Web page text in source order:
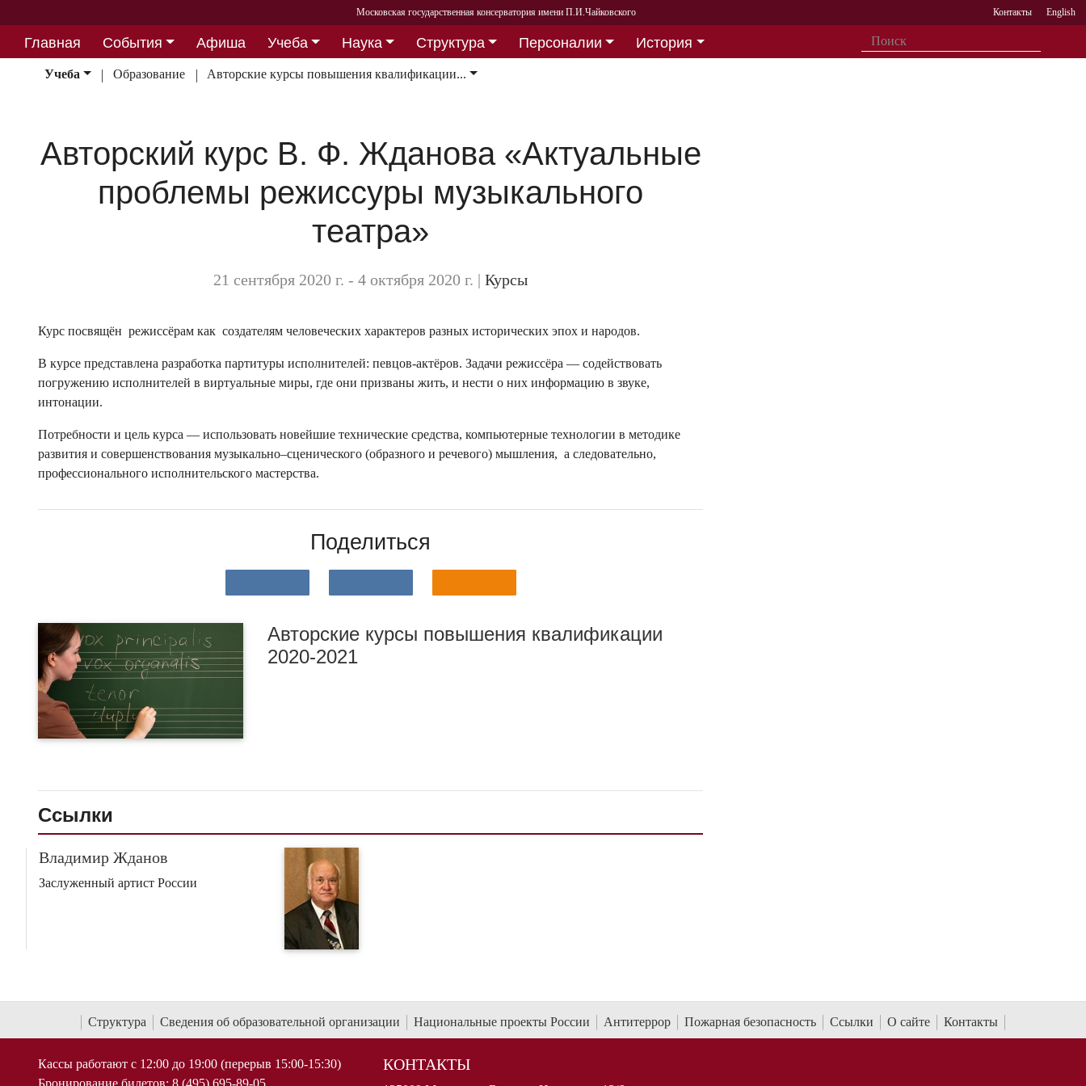
Московская государственная консерватория имени П.И.Чайковского Контакты English
Главная События Афиша Учеба Наука Структура Персоналии
История
Партнерство
Учеба Образование Авторские курсы повышения квалификации...
Авторский курс В. Ф. Жданова «Актуальные
проблемы режиссуры музыкального
театра»
21 сентября 2020 г. - 4 октября 2020 г. |Курсы
Курс посвящён режиссёрам как создателям человеческих характеров разных исторических эпох и народов.
В курсе представлена разработка партитуры исполнителей: певцов-актёров. Задачи режиссёра — содействовать
погружению исполнителей в виртуальные миры, где они призваны жить, и нести о них информацию в звуке,
интонации.
Потребности и цель курса — использовать новейшие технические средства, компьютерные технологии в методике
развития и совершенствования музыкально–сценического (образного и речевого) мышления, а следовательно,
профессионального исполнительского мастерства.
Поделиться
Авторские курсы повышения квалификации
2020-2021
Ссылки
Владимир Жданов
Заслуженный артист России
Структура Сведения об образовательной организации Национальные проекты России Антитеррор Пожарная безопасность Ссылки О сайте Контакты
Кассы работают с 12:00 до 19:00 (перерыв 15:00-15:30)
КОНТАКТЫ